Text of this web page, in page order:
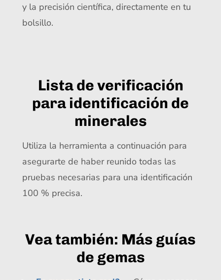
y la precisión científica, directamente en tu
bolsillo.
Lista de verificación
para identificación de
minerales
Utiliza la herramienta a continuación para
asegurarte de haber reunido todas las
pruebas necesarias para una identificación
100 % precisa.
Vea también: Más guías
de gemas